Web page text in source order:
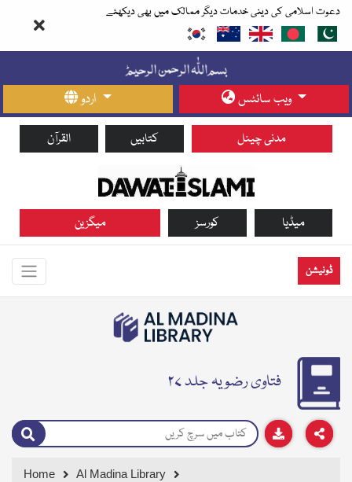
دعوت اسلامی کی دینی خدمات دیگر ممالک میں بھی دیکھئے
اردو ویب سائٹس
القرآن کتابیں مدنی چینل
میگزین کورسز میڈیا
ڈونیشن
فتاوی رضویہ جلد ۲۷
Home
Al Madina Library